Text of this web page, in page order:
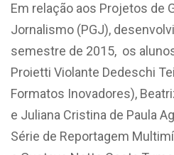
Em relação aos Projetos de
Jornalismo (PGJ),
semestre de 2015, os
Proietti Violante Dedeschi
Formatos Inovadores),
e Juliana Cristina de Paula
Série de Reportagem